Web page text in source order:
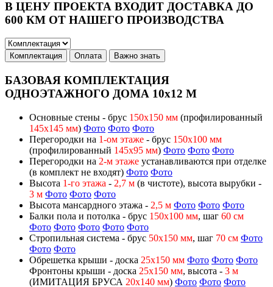
В ЦЕНУ ПРОЕКТА ВХОДИТ ДОСТАВКА ДО
600 КМ ОТ НАШЕГО ПРОИЗВОДСТВА
Комплектация Оплата Важно знать
БАЗОВАЯ КОМПЛЕКТАЦИЯ
ОДНОЭТАЖНОГО ДОМА 10х12 М
Основные стены - брус 150х150 мм (профилированный
145х145 мм) Фото Фото Фото
Перегородки на 1-ом этаже - брус 150х100 мм
(профилированный 145х95 мм) Фото Фото Фото
Перегородки на 2-м этаже устанавливаются при отделке
(в комплект не входят) Фото Фото
Высота 1-го этажа - 2,7 м (в чистоте), высота вырубки -
3 м Фото Фото Фото
Высота мансардного этажа - 2,5 м Фото Фото Фото
Балки пола и потолка - брус 150х100 мм, шаг 60 см
Фото Фото Фото Фото Фото
Стропильная система - брус 50х150 мм, шаг 70 см Фото
Фото Фото
Обрешетка крыши - доска 25х150 мм Фото Фото Фото
Фронтоны крыши - доска 25х150 мм, высота - 3 м
(ИМИТАЦИЯ БРУСА 20х140 мм) Фото Фото Фото